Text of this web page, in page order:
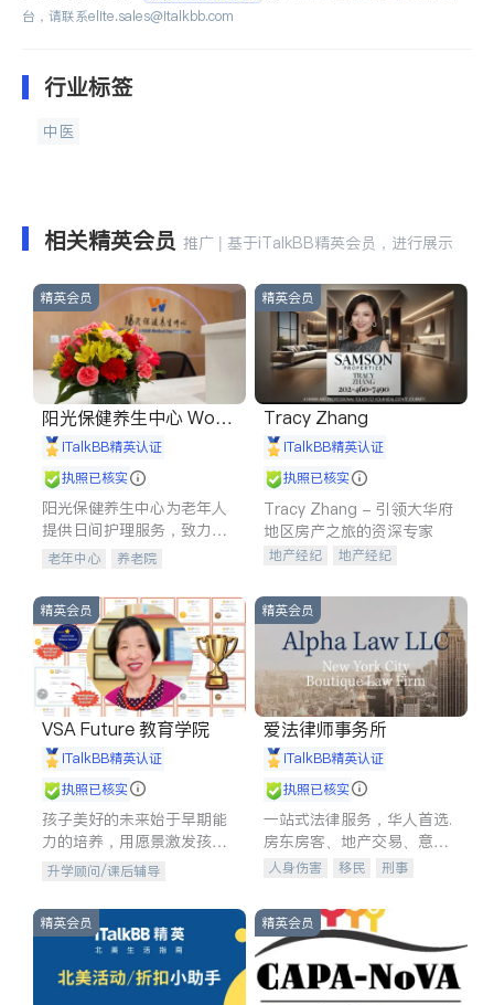
台，请联系elite.sales@italkbb.com
行业标签
中医
相关精英会员 推广 | 基于iTalkBB精英会员，进行展示
精英会员
阳光保健养生中心 World
shine
iTalkBB精英认证
执照已核实
阳光保健养生中心为老年人
提供日间护理服务，致力于
通过持续的护理创新来有效
老年中心 养老院
精英会员
Tracy Zhang
iTalkBB精英认证
执照已核实
Tracy Zhang - 引领大华府
地区房产之旅的资深专家
地产经纪
地产经纪
商铺租售
精英会员
VSA Future 教育学院
iTalkBB精英认证
执照已核实
孩子美好的未来始于早期能
力的培养，用愿景激发孩子
的学习潜力和动力。理念：
拥有成长型心态是成功的基
石。
升学顾问/课后辅导
精英会员
爱法律师事务所
iTalkBB精英认证
执照已核实
一站式法律服务，华人首选.
房东房客、地产交易、意外
伤害、车祸重伤、商业诉
建筑合同、刑事案件全包办
人身伤害 移民
刑事
信托/遗嘱
商业
索赔
律师-其它 保释
精英会员 精英会员